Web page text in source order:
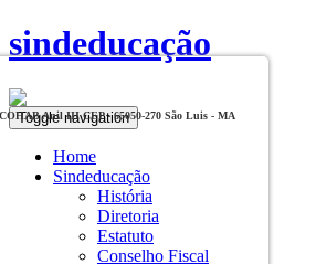
sindeducação
Toggle navigation
Home
Sindeducação
História
Diretoria
Estatuto
Conselho Fiscal
COHAB Anil III CEP - 65050-270 São Luis - MA